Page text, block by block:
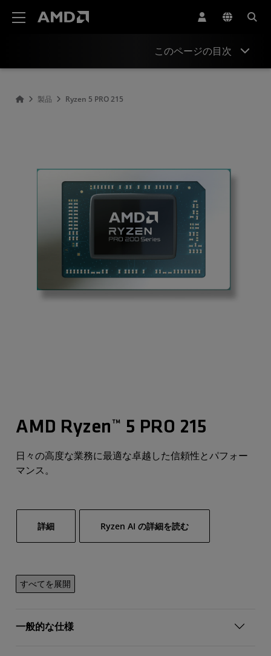
このページの目次
製品 Ryzen 5 PRO 215
AMD Ryzen™ 5 PRO 215
日々の高度な業務に最適な卓越した信頼性とパフォー
マンス。
詳細 Ryzen AI の詳細を読む
すべてを展開
一般的な仕様